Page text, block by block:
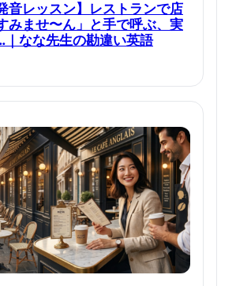
音レッスン】レストランで店
みませ〜ん」と手で呼ぶ、実
なな先生の勘違い英語